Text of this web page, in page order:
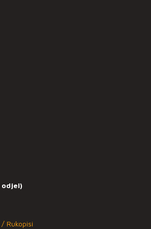
odjel)
Rukopisi